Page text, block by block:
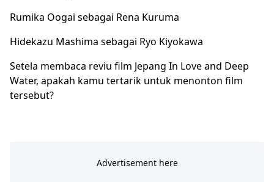
Rumika Oogai sebagai Rena Kuruma
Hidekazu Mashima sebagai Ryo Kiyokawa
Setela membaca reviu film Jepang In Love and Deep
Water, apakah kamu tertarik untuk menonton film
tersebut?